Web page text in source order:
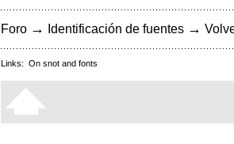
Foro → Identificación de fuentes →
Links: On snot and fonts